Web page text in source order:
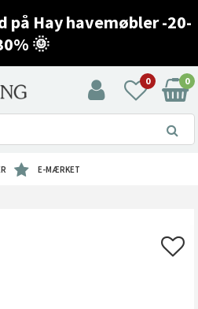
på Hay havemøbler -20-
🌞
0 0
E-MÆRKET